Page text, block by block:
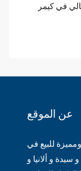
في كيمر
عن الموقع
للبيع في
و ألانيا و